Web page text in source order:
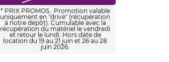
* PRIX PROMOS : Promotion valable
uniquement en "drive" (récupération
à notre dépôt). Cumulable avec la
récupération du matériel le vendredi
et retour le lundi. Hors date de
location du 19 au 21 juin et 26 au 28
juin 2026.